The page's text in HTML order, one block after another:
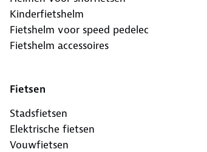
Kinderfietshelm
Fietshelm voor speed pedelec
Fietshelm accessoires
Fietsen
Stadsfietsen
Elektrische fietsen
Vouwfietsen